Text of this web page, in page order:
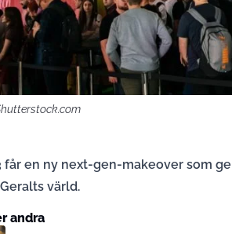
får en ny next-gen-makeover som
värld.
andra